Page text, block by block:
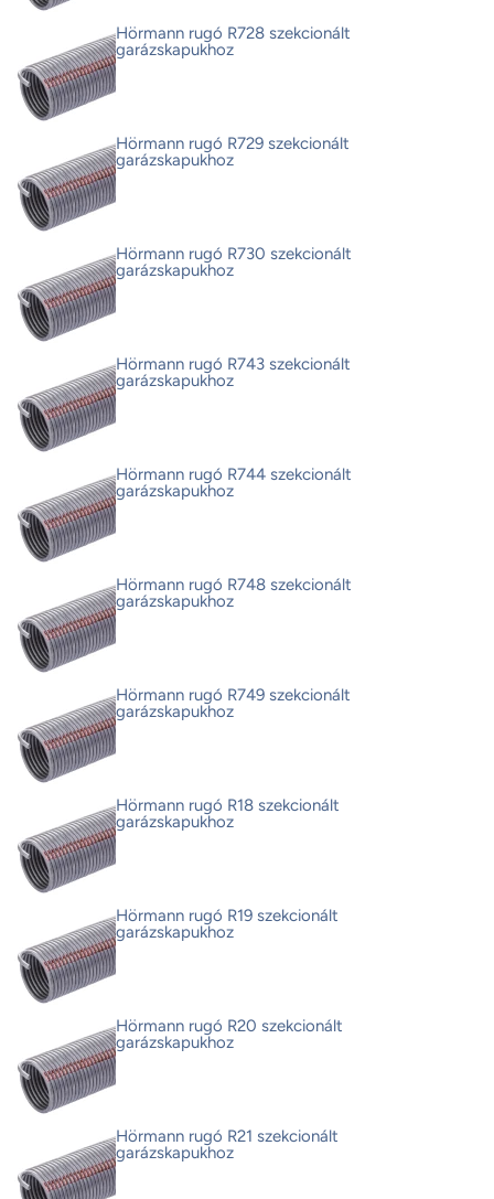
Hörmann rugó R728 szekcionált
garázskapukhoz
Hörmann rugó R729 szekcionált
garázskapukhoz
Hörmann rugó R730 szekcionált
garázskapukhoz
Hörmann rugó R743 szekcionált
garázskapukhoz
Hörmann rugó R744 szekcionált
garázskapukhoz
Hörmann rugó R748 szekcionált
garázskapukhoz
Hörmann rugó R749 szekcionált
garázskapukhoz
Hörmann rugó R18 szekcionált
garázskapukhoz
Hörmann rugó R19 szekcionált
garázskapukhoz
Hörmann rugó R20 szekcionált
garázskapukhoz
Hörmann rugó R21 szekcionált
garázskapukhoz